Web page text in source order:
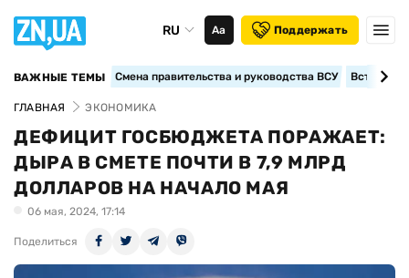
RU Аа Поддержать
ВАЖНЫЕ ТЕМЫ Смена правительства и руководства ВСУ
ГЛАВНАЯ ЭКОНОМИКА
ДЕФИЦИТ ГОСБЮДЖЕТА ПОРАЖАЕТ:
ДЫРА В СМЕТЕ ПОЧТИ В 7,9 МЛРД
ДОЛЛАРОВ НА НАЧАЛО МАЯ
06 мая, 2024, 17:14
Поделиться